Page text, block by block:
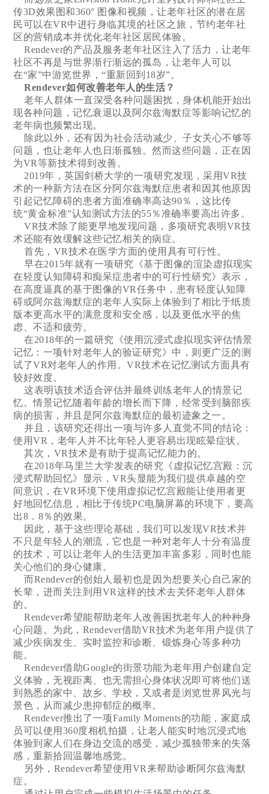
传3D效果图和360° 图像和视频，让老年社区的潜在居
民可以在VR中进行身临其境的社区之旅，节约老年社
区的营销成本并优化老年社区居民体验。
Rendever的产品及服务老年社区注入了活力，让老年
社区不再是与世界渐行渐远的孤岛，让老年人可以
在“家”中游览世界，“重新回到18岁”。
Rendever如何改善老年人的生活？
老年人群体一直深受各种问题困扰，身体机能开始出
现各种问题，记忆衰退以及阿尔兹海默症等影响记忆的
老年病也频繁出现。
除此以外，还有因为社会活动减少、子女关心不够等
问题，也让老年人也日渐孤独。然而这些问题，正在因
为VR等新技术得到改善。
2019年，英国剑桥大学的一项研究发现，采用VR技
术的一种新方法在区分阿尔兹海默症患者和因其他原因
引起记忆障碍的患者方面准确率高达90％，这比传
统“黄金标准”认知测试方法的55％准确率要高出许多。
VR技术除了能更早地发现问题，多项研究表明VR技
术还能有效缓解这些记忆相关的病症。
首先，VR技术在医学方面的使用具有可行性。
早在2015年就有一项研究《基于图像的渲染虚拟现实
在轻度认知障碍和痴呆症患者中的可行性研究》表示，
在高度逼真的基于图像的VR任务中，患有轻度认知障
碍或阿尔兹海默症的老年人实际上体验到了相比于纸质
版本更高水平的满意度和安全感，以及更低水平的焦
虑、不适和疲劳。
在2018年的一篇研究《使用沉浸式虚拟现实评估情景
记忆：一项针对老年人的验证研究》中，则更广泛的测
试了VR对老年人的作用。VR技术在记忆测试方面具有
较好效度。
这表明该技术适合评估并最终训练老年人的情景记
忆。情景记忆随着年龄的增长而下降，经常受到脑部疾
病的损害，并且是阿尔兹海默症的最初迹象之一。
并且，该研究还得出一项与许多人直觉不同的结论：
使用VR，老年人并不比年轻人更容易出现眩晕症状。
其次，VR技术是有助于提高记忆能力的。
在2018年马里兰大学发表的研究《虚拟记忆宫殿：沉
浸式帮助回忆》显示，VR头显能为我们提供卓越的空
间意识，在VR环境下使用虚拟记忆宫殿能让使用者更
好地回忆信息，相比于传统PC电脑屏幕的环境下，要高
出8．8％的效果。
因此，基于这些理论基础，我们可以发现VR技术并
不只是年轻人的潮流，它也是一种对老年人十分有温度
的技术，可以让老年人的生活更加丰富多彩，同时也能
关心他们的身心健康。
而Rendever的创始人最初也是因为想要关心自己家的
长辈，进而关注到用VR这样的技术去关怀老年人群体
的。
Rendever希望能帮助老年人改善困扰老年人的种种身
心问题。为此，Rendever借助VR技术为老年用户提供了
减少疾病发生、实时监控和诊断、锻炼身心等多种功
能。
Rendever借助Google的街景功能为老年用户创建自定
义体验，无视距离、也无需担心身体状况即可将他们送
到熟悉的家中、故乡、学校，又或者是浏览世界风光与
景色，从而减少患抑郁症的概率。
Rendever推出了一项Family Moments的功能，家庭成
员可以使用360度相机拍摄，让老人能实时地沉浸式地
体验到家人们在身边交流的感受，减少孤独带来的失落
感，重新拾回温馨地感觉。
另外，Rendever希望使用VR来帮助诊断阿尔兹海默
症。